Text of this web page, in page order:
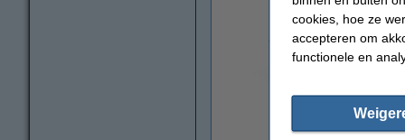
cookies, hoe ze
accepteren om
functionele en